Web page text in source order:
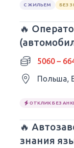
С ЖИЛЬЕМ
БЕЗ
🔥
5060 –
Польша,
ОТКЛИК БЕЗ
🔥
знания